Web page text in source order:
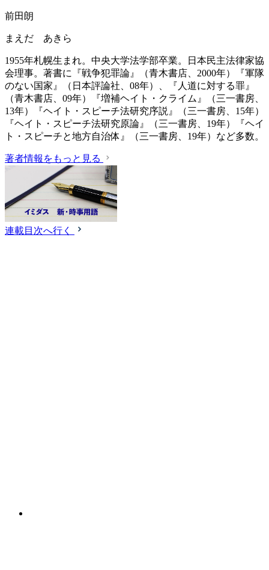
前田朗
まえだ あきら
1955年札幌生まれ。中央大学法学部卒業。日本民主法律家協
会理事。著書に『戦争犯罪論』（青木書店、2000年）『軍隊
のない国家』（日本評論社、08年）、『人道に対する罪』
（青木書店、09年）『増補ヘイト・クライム』（三一書房、
13年）『ヘイト・スピーチ法研究序説』（三一書房、15年）
『ヘイト・スピーチ法研究原論』（三一書房、19年）『ヘイ
ト・スピーチと地方自治体』（三一書房、19年）など多数。
著者情報をもっと見る
連載目次へ行く